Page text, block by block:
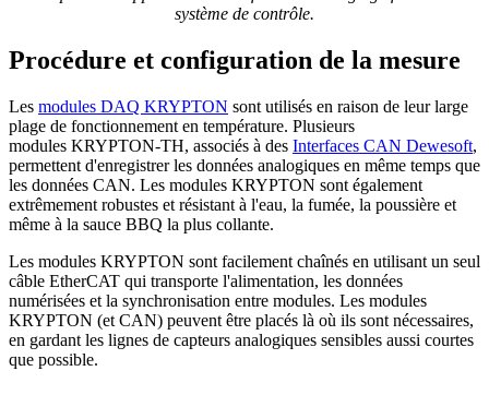
système de contrôle.
Procédure et configuration de la mesure
Les modules DAQ KRYPTON sont utilisés en raison de leur large
plage de fonctionnement en température. Plusieurs
modules KRYPTON-TH, associés à des Interfaces CAN Dewesoft,
permettent d'enregistrer les données analogiques en même temps que
les données CAN. Les modules KRYPTON sont également
extrêmement robustes et résistant à l'eau, la fumée, la poussière et
même à la sauce BBQ la plus collante.
Les modules KRYPTON sont facilement chaînés en utilisant un seul
câble EtherCAT qui transporte l'alimentation, les données
numérisées et la synchronisation entre modules. Les modules
KRYPTON (et CAN) peuvent être placés là où ils sont nécessaires,
en gardant les lignes de capteurs analogiques sensibles aussi courtes
que possible.